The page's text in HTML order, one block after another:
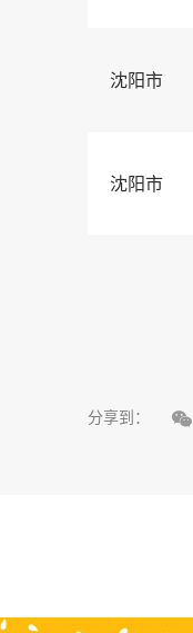
沈阳市
沈阳市
分享到： 